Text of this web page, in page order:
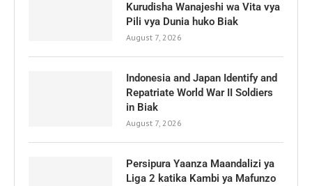
Kurudisha Wanajeshi wa Vita vya
Pili vya Dunia huko Biak
August 7, 2026
Indonesia and Japan Identify and
Repatriate World War II Soldiers
in Biak
August 7, 2026
Persipura Yaanza Maandalizi ya
Liga 2 katika Kambi ya Mafunzo